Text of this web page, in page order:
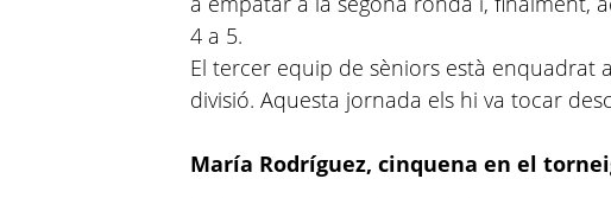
4 a 5.
El tercer equip de sèniors està enquadrat
divisió. Aquesta jornada els hi va tocar
María Rodríguez, cinquena en el